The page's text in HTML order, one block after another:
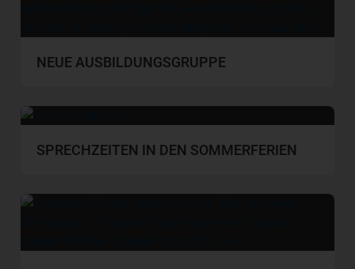
NEUE AUSBILDUNGSGRUPPE
SPRECHZEITEN IN DEN SOMMERFERIEN